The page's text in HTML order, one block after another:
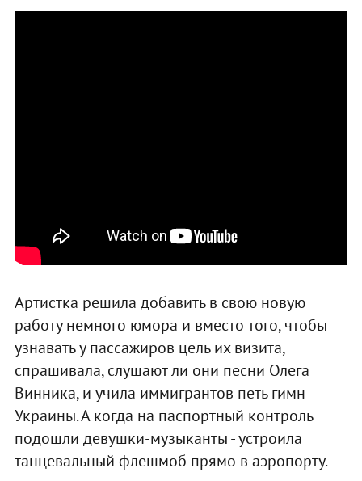
Артистка решила добавить в свою новую
работу немного юмора и вместо того, чтобы
узнавать у пассажиров цель их визита,
спрашивала, слушают ли они песни Олега
Винника, и учила иммигрантов петь гимн
Украины. А когда на паспортный контроль
подошли девушки-музыканты - устроила
танцевальный флешмоб прямо в аэропорту.